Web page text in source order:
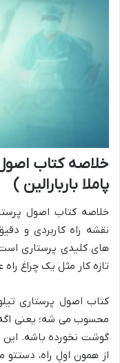
خلاصه کتاب
پاملا باربارالین )
خلاصه کتاب اصول
نقشه راه کاربردی و
های کلیدی پرستاری
تازه کار مثل یک چراغ
کتاب اصول پرستاری
محسوب می شه؛ یعنی
گوشت نخورده باشه.
از همون اولِ راه،